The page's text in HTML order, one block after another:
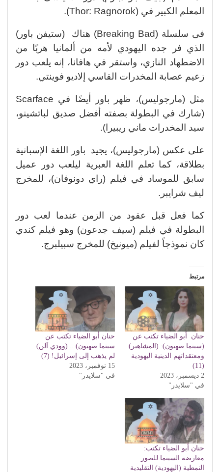
المعلم الكبير في (Thor: Ragnorok).
فى سلسلة (Breaking Bad) هناك (ستيفن باور)
الذي فر جده اليهودي لأمه من ألمانيا هربًا من
الاضطهاد النازي، واستقر في هافانا، إنه يلعب دور
زعيم عصابة المخدرات القاسي إلاديو فوينتي.
مثل (مارجوليس)، ظهر باور أيضًا في Scarface
(شارك في البطولة بصفته أفضل صديق لباتشينو،
سيد المخدرات ماني ريبيرا).
على عكس (مارجوليس)، يجيد باور اللغة الإسبانية
بطلاقة، كما تعلم اللغة العبرية ليلعب دور عميل
سابق للموساد في فيلم (راي دونوفان)، للمخرج
ليف شرايبر.
كما فعل قبل عقود من الزمن عندما لعب دور
البطولة في فيلم (سيف جدعون) وهو فيلم كندي
كان نموذجاً لفيلم (ميونيخ) للمخرج سبيلبرج.
مرتبط
حنان أبو الضياء تكتب عن
(سينما صهيون): (المشاهير)
ومعتقداتهم الدينية اليهودية
(11)
2 ديسمبر، 2023
في "سلايدر"
حنان أبو الضياء تكتب عن
سينما صهيون) .. (وودي آلن)
لم يذهب إلى إسرائيل! (7)
15 نوفمبر، 2023
في "سلايدر"
حنان أبو الضياء تكتب:
معارضة السينما للصور
النمطية (اليهودية) التقليدية